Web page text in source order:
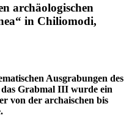
archäologischen
in Chiliomodi,
Ausgrabungen des
das Grabmal III wurde ein
von der archaischen bis